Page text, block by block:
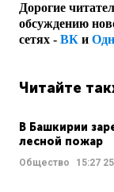
Дорогие
обсуждению
сетях - ВК и
Читайте
В Башкирии
лесной пожар
Общество 15:27